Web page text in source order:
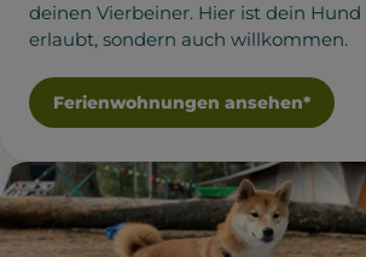
deinen Vierbeiner. Hier ist dein
erlaubt, sondern auch willkommen.
Ferienwohnungen ansehen*